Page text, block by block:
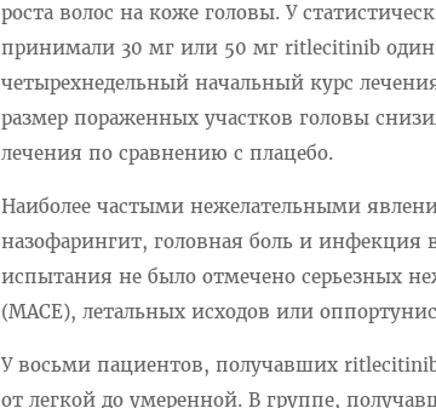
роста волос на коже головы. У
принимали 30 мг или 50 мг ritlecitinib
четырехнедельный начальный курс
размер пораженных участков головы
лечения по сравнению с плацебо.
Наиболее частыми нежелательными
назофарингит, головная боль и инфекция
испытания не было отмечено серьезных
(MACE), летальных исходов или
У восьми пациентов, получавших
от легкой до умеренной. В группе,